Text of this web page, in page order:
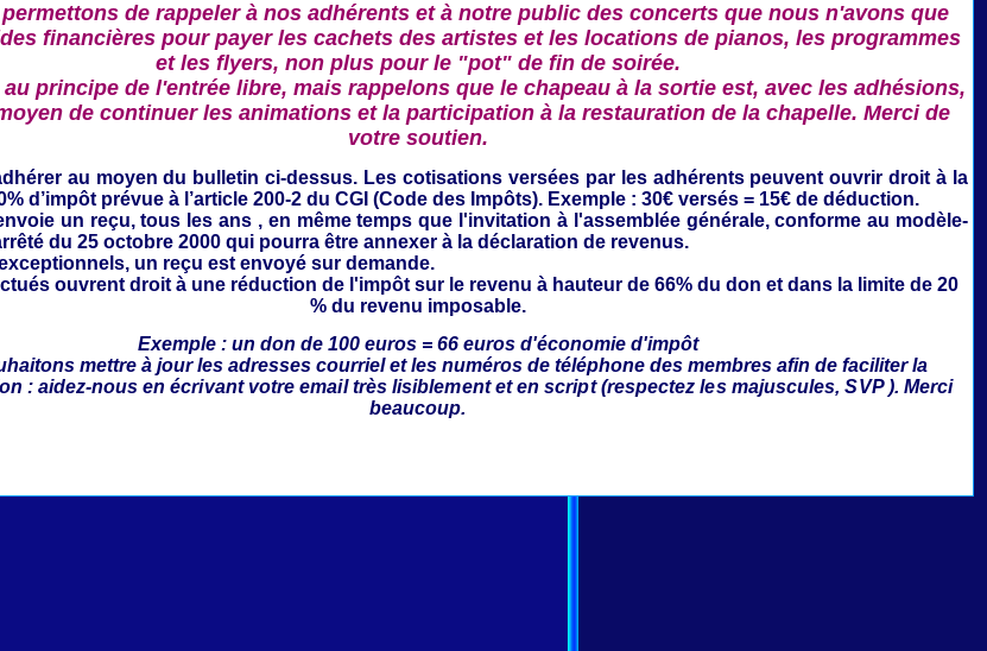
de rappeler à nos adhérents et à notre public des concerts que nous n'avons que
financières pour payer les cachets des artistes et les locations de pianos, les programmes
et les flyers, non plus pour le "pot" de fin de soirée.
principe de l'entrée libre, mais rappelons que le chapeau à la sortie est, avec les adhésions,
de continuer les animations et la participation à la restauration de la chapelle. Merci de
votre soutien.
au moyen du bulletin ci-dessus. Les cotisations versées par les adhérents peuvent ouvrir droit à la
d’impôt prévue à l’article 200-2 du CGI (Code des Impôts). Exemple : 30€ versés = 15€ de déduction.
un reçu,tous les ans , en même temps que l'invitation à l'assemblée générale,conforme au modèle-
du 25 octobre 2000 qui pourra être annexer à la déclaration de revenus.
un reçu est envoyé sur demande.
ouvrent droit à une réduction de l'impôt sur le revenu à hauteur de 66% du don et dans la limite de 20
% du revenu imposable.
Exemple : un don de 100 euros = 66 euros d'économie d'impôt
mettre à jourles adresses courriel et les numéros de téléphone des membres afin de faciliter la
: aidez-nous en écrivant votre email très lisiblement et en script (respectez les majuscules, SVP ). Merci
beaucoup.